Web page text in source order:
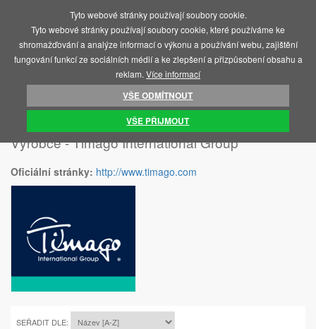
ÚVOD TIMAGO INTERNATIONAL GROUP
Výrobce - Timago International Group
Oficiální stránky: http://www.timago.com
SEŘADIT DLE:
Tyto webové stránky používají soubory cookie.
Tyto webové stránky používají soubory cookie, které používáme ke
shromažďování a analýze informací o výkonu a používání webu, zajištění
fungování funkcí ze sociálních médií a ke zlepšení a přizpůsobení obsahu a
reklam. Více informací
VŠE ODMÍTNOUT
VŠE PŘIJMOUT